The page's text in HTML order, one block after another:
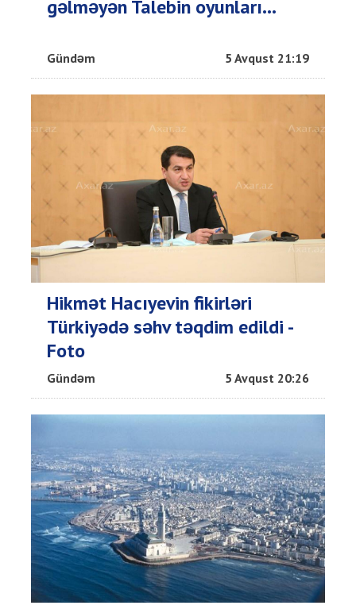
gəlməyən Talebin oyunları...
Gündəm 5 Avqust 21:19
Hikmət Hacıyevin fikirləri
Türkiyədə səhv təqdim edildi -
Foto
Gündəm 5 Avqust 20:26